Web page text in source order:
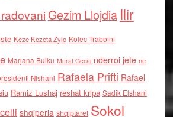
Gezim Llojdia Ilir
Keze Kozeta Zylo Kolec Traboini
Marjana Bulku Murat Gecaj nderroi jete ne
Nishani Rafaela Prifti Rafael
Ramiz Lushaj reshat kripa Sadik Elshani
shqiperia shqiptaret Sokol